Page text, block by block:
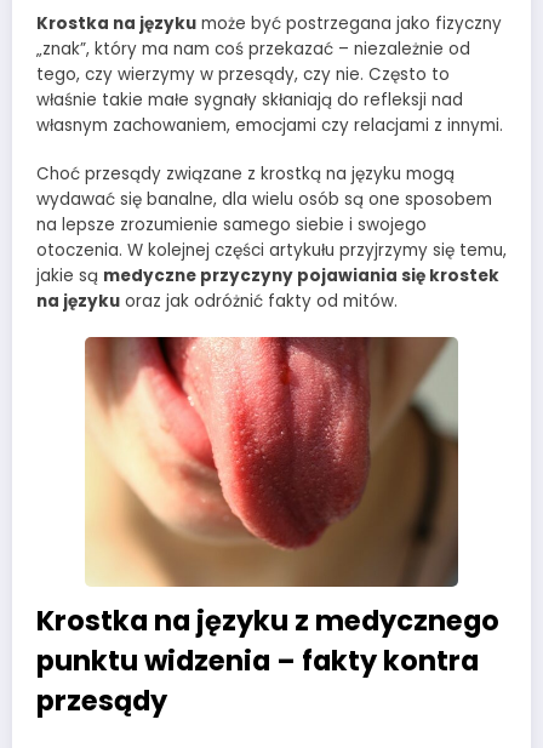
Krostka na języku może być postrzegana jako fizyczny
„znak”, który ma nam coś przekazać – niezależnie od
tego, czy wierzymy w przesądy, czy nie. Często to
właśnie takie małe sygnały skłaniają do refleksji nad
własnym zachowaniem, emocjami czy relacjami z innymi.
Choć przesądy związane z krostką na języku mogą
wydawać się banalne, dla wielu osób są one sposobem
na lepsze zrozumienie samego siebie i swojego
otoczenia. W kolejnej części artykułu przyjrzymy się temu,
jakie są medyczne przyczyny pojawiania się krostek
na języku oraz jak odróżnić fakty od mitów.
Krostka na języku z medycznego
punktu widzenia – fakty kontra
przesądy